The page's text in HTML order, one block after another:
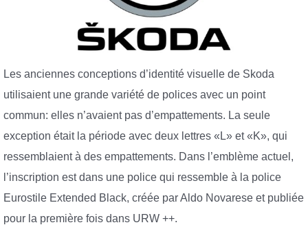
Les anciennes conceptions d’identité visuelle de Skoda
utilisaient une grande variété de polices avec un point
commun: elles n’avaient pas d’empattements. La seule
exception était la période avec deux lettres «L» et «K», qui
ressemblaient à des empattements. Dans l’emblème actuel,
l’inscription est dans une police qui ressemble à la police
Eurostile Extended Black, créée par Aldo Novarese et publiée
pour la première fois dans URW ++.